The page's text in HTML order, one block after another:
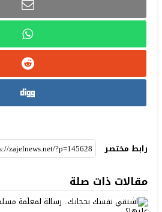
رابط مختصر
مقالات ذات صلة